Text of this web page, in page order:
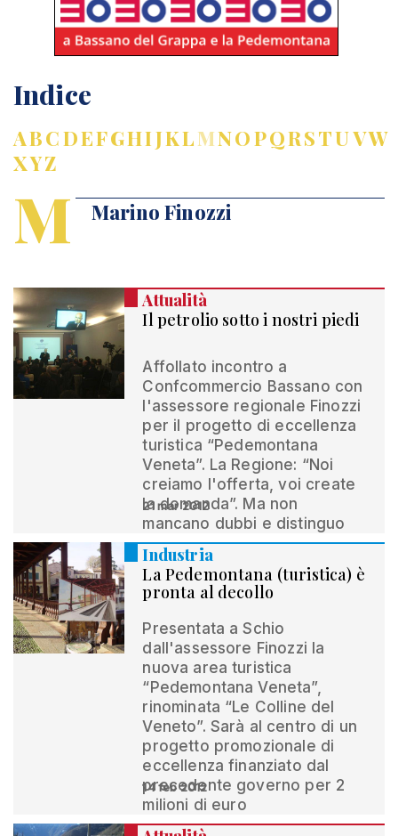
Indice
ABCDEFGHIJKLMNOPQRSTUVW
XYZ
M Marino Finozzi
Attualità
Il petrolio sotto i nostri piedi
Affollato incontro a
Confcommercio Bassano con
l'assessore regionale Finozzi
per il progetto di eccellenza
turistica “Pedemontana
Veneta”. La Regione: “Noi
creiamo l'offerta, voi create
la domanda”. Ma non
mancano dubbi e distinguo
21 mar 2012
Industria
La Pedemontana (turistica) è
pronta al decollo
Presentata a Schio
dall'assessore Finozzi la
nuova area turistica
“Pedemontana Veneta”,
rinominata “Le Colline del
Veneto”. Sarà al centro di un
progetto promozionale di
eccellenza finanziato dal
precedente governo per 2
milioni di euro
14 feb 2012